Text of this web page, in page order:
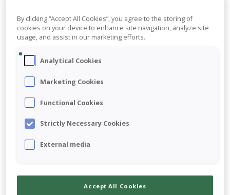
zijn.
“Op zich niet gek, natuurlijk wil je weten wat er
mis is. Maar ik stel liever twee andere vragen:
zou je opnieuw voor ons kiezen en zou je ons
aanraden? En ik ben vooral benieuwd waarom
iemand 'ja' zegt. Daar kun je minstens zoveel en
misschien zelfs meer van leren.”
enthousiaste medewerkers
By clicking “Accept All Cookies”, you agree to the storing of
cookies on your device to enhance site navigation, analyze site
usage, and assist in our marketing efforts.
Analytical Cookies
Marketing Cookies
Functional Cookies
Strictly Necessary Cookies
External media
Accept All Cookies